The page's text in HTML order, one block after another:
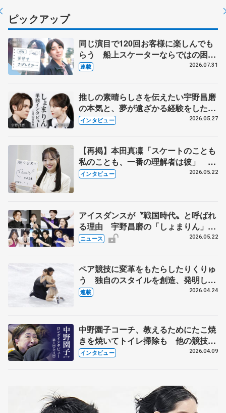
ピックアップ
同じ演目で120回お客様に楽しんでも
らう 船上スケーターならではの困難
とは 影響あったPIW前キャプテン松
連載 2026.07.31
推しの素晴らしさを伝えたい宇野昌磨
の本気と、夢が遠ざかる経験をした本
田真凜の覚悟
インタビュー 2026.05.27
【再掲】本田真凜「スケートのことも
私のことも、一番の理解者は彼」 引
退時の単独インタビューで語った競技
インタビュー 2026.05.22
アイスダンスが〝戦国時代〟と呼ばれ
る理由 宇野昌磨の「しょまりん」ら
実力者が相次いで参戦 国内の競争激
ニュース 2026.05.22
ペア競技に変革をもたらしたりくりゅ
う 独自のスタイルを創造、発明した
【引退発表後②】
連載 2026.04.24
中野園子コーチ、教えるためにたこ焼
きを焼いてトイレ掃除も 他の競技に
も通用するという坂本花織の筋肉
インタビュー 2026.04.09